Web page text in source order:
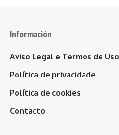
Información
Aviso Legal e Termos de Uso
Política de privacidade
Política de cookies
Contacto